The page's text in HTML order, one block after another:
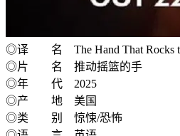
◎译 名 The Hand That Rocks
◎片 名 推动摇篮的手
◎年 代 2025
◎产 地 美国
◎类 别 惊悚/恐怖